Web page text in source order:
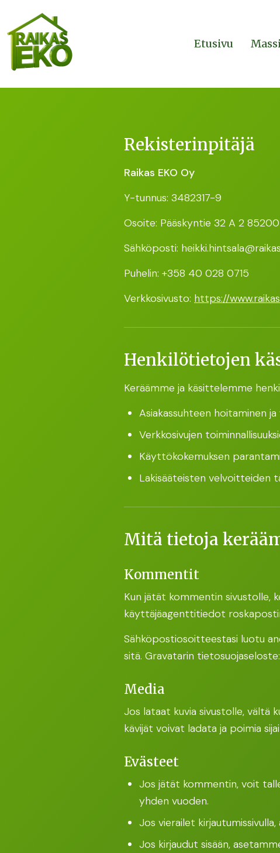
Etusivu
Rekisterinpitäjä
Raikas EKO Oy
Y-tunnus: 3482317-9
Osoite: Pääskyntie 32 A 2
Sähköposti:
Puhelin: ‭+358 40 028 0715‬
Verkkosivusto: https://
Henkilötietojen
Keräämme ja käsittelemme
Asiakassuhteen hoitaminen
Verkkosivujen
Käyttökokemuksen
Lakisääteisten velvoitteiden
Mitä tietoja
Kommentit
Kun jätät kommentin sivustolle,
käyttäjäagenttitiedot
Sähköpostiosoitteestasi luotu
sitä. Gravatarin tietosuojaseloste:
Media
Jos lataat kuvia sivustolle, vältä
kävijät voivat ladata ja poimia
Evästeet
Jos jätät kommentin, voit
yhden vuoden.
Jos vierailet
Jos kirjaudut sisään,